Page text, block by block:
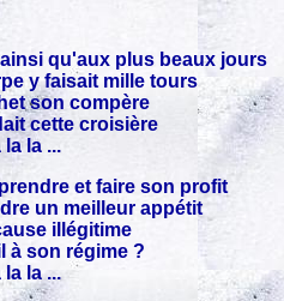
qu'aux plus beaux jours
y faisait mille tours
son compère
cette croisière
la la ...
et faire son profit
un meilleur appétit
illégitime
à son régime ?
la la ...